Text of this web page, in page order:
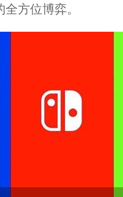
方位博弈。